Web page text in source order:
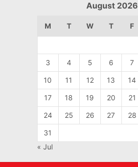
August 2026
M T W T F
3 4 5 6 7
10 11 12 13 14
17 18 19 20 21
24 25 26 27 28
31
« Jul